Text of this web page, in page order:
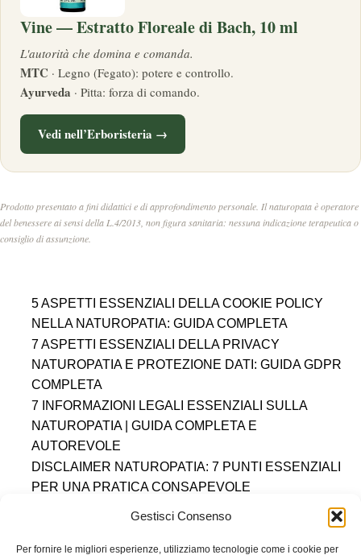
Gestisci Consenso
Per fornire le migliori esperienze, utilizziamo tecnologie come i cookie per
Vine — Estratto Floreale di Bach, 10 ml
L'autorità che domina e comanda.
MTC · Legno (Fegato): potere e controllo.
Ayurveda · Pitta: forza di comando.
Vedi nell’Erboristeria →
Prodotto presentato a fini didattici e di approfondimento personale. Il naturopata è operatore
del benessere ai sensi della L.4/2013, non figura sanitaria: nessuna indicazione terapeutica o
consiglio di assunzione.
5 ASPETTI ESSENZIALI DELLA COOKIE POLICY
NELLA NATUROPATIA: GUIDA COMPLETA
7 ASPETTI ESSENZIALI DELLA PRIVACY
NATUROPATIA E PROTEZIONE DATI: GUIDA GDPR
COMPLETA
7 INFORMAZIONI LEGALI ESSENZIALI SULLA
NATUROPATIA | GUIDA COMPLETA E
AUTOREVOLE
DISCLAIMER NATUROPATIA: 7 PUNTI ESSENZIALI
PER UNA PRATICA CONSAPEVOLE
IMPRINT
DISCONOSCIMENTO